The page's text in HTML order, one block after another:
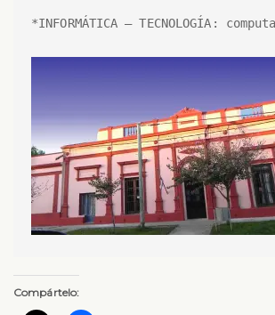
*INFORMÁTICA – TECNOLOGÍA:
Compártelo: